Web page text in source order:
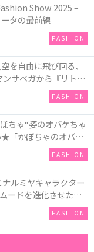
Show 2025 –
タの最前線
FASHION
を自由に飛び回る、
サベガから『リトル
ーサリーイヤー』を
FASHION
ちゃ“姿のオバケちゃ
「かぼちゃのオバケ
Q-pot CAFE.では
ート」も登場
FASHION
ルミヤキャラクター
ードを進化させた新
FASHION